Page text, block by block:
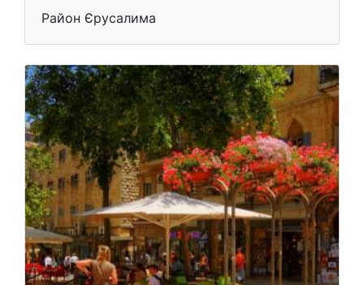
Район Єрусалима